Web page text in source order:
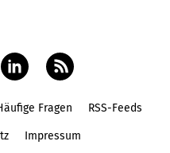
Fragen RSS-Feeds
Impressum